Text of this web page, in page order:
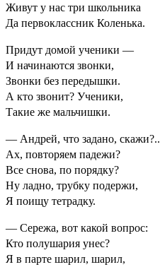
Живут у нас три школьника
Да первоклассник Коленька.
Придут домой ученики —
И начинаются звонки,
Звонки без передышки.
А кто звонит? Ученики,
Такие же мальчишки.
— Андрей, что задано, скажи?..
Ах, повторяем падежи?
Все снова, по порядку?
Ну ладно, трубку подержи,
Я поищу тетрадку.
— Сережа, вот какой вопрос:
Кто полушария унес?
Я в парте шарил, шарил,